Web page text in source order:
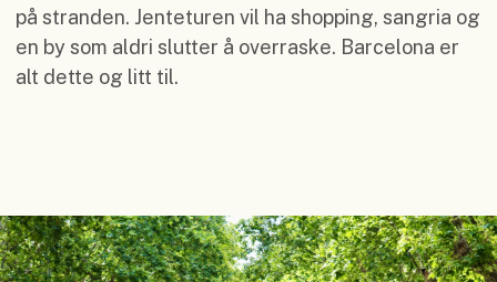
på stranden. Jenteturen vil ha shopping, sangria og
en by som aldri slutter å overraske. Barcelona er
alt dette og litt til.